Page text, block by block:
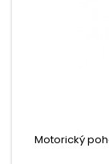
Motorický